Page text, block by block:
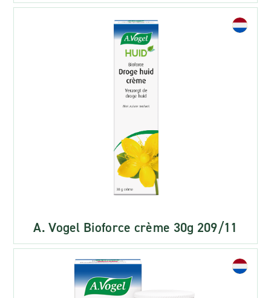
A. Vogel Bioforce crème 30g 209/11